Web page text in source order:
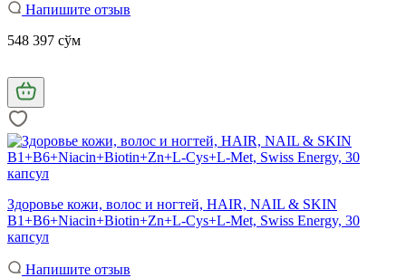
Напишите отзыв
548 397 сўм
Здоровье кожи, волос и ногтей, HAIR, NAIL & SKIN
B1+B6+Niacin+Biotin+Zn+L-Cys+L-Met, Swiss Energy, 30
капсул
Напишите отзыв